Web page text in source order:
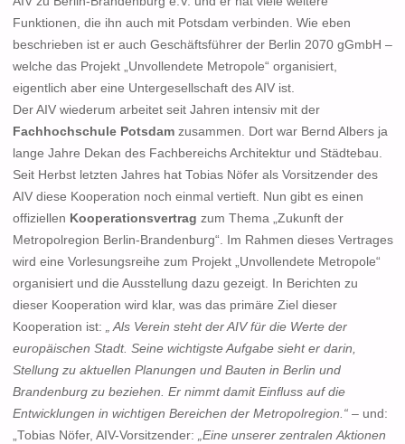
Funktionen, die ihn auch mit Potsdam verbinden. Wie eben
beschrieben ist er auch Geschäftsführer der Berlin 2070 gGmbH –
welche das Projekt „Unvollendete Metropole“ organisiert,
eigentlich aber eine Untergesellschaft des AIV ist.
Der AIV wiederum arbeitet seit Jahren intensiv mit der
Fachhochschule Potsdamzusammen. Dort war Bernd Albers ja
lange Jahre Dekan des Fachbereichs Architektur und Städtebau.
Seit Herbst letzten Jahres hat Tobias Nöfer als Vorsitzender des
AIV diese Kooperation noch einmal vertieft. Nun gibt es einen
offiziellen Kooperationsvertrag zum Thema „Zukunft der
Metropolregion Berlin-Brandenburg“. Im Rahmen dieses Vertrages
wird eine Vorlesungsreihe zum Projekt „Unvollendete Metropole“
organisiert und die Ausstellung dazu gezeigt. In Berichten zu
dieser Kooperation wird klar, was das primäre Ziel dieser
Kooperation ist: „ Als Verein steht der AIV für die Werte der
europäischen Stadt. Seine wichtigste Aufgabe sieht er darin,
Stellung zu aktuellen Planungen und Bauten in Berlin und
Brandenburg zu beziehen. Er nimmt damit Einfluss auf die
Entwicklungen in wichtigen Bereichen der Metropolregion.“– und:
„Tobias Nöfer, AIV-Vorsitzender: „Eine unserer zentralen Aktionen